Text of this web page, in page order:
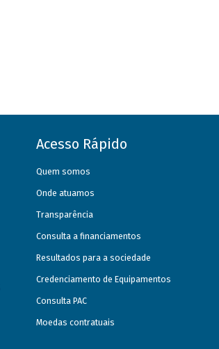
Acesso Rápido
Quem somos
Onde atuamos
Transparência
Consulta a financiamentos
Resultados para a sociedade
Credenciamento de Equipamentos
Consulta PAC
Moedas contratuais